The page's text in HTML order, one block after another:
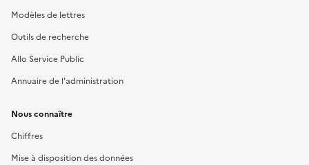
Modèles de lettres
Outils de recherche
Allo Service Public
Annuaire de l'administration
Nous connaître
Chiffres
Mise à disposition des données